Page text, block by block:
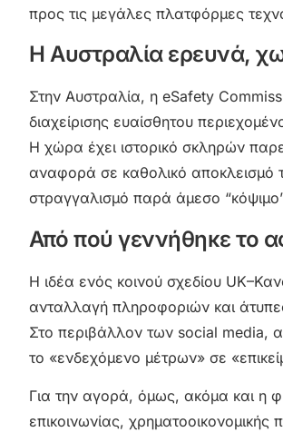
προς τις μεγάλες πλατφόρμες
Η Αυστραλία ερευνά,
Στην Αυστραλία, η eSafety
διαχείρισης ευαίσθητου
Η χώρα έχει ιστορικό σκληρών
αναφορά σε καθολικό αποκλεισμό
στραγγαλισμό παρά άμεσο
Από πού γεννήθηκε το
Η ιδέα ενός κοινού σχεδίου
ανταλλαγή πληροφοριών και
Στο περιβάλλον των social media,
το «ενδεχόμενο μέτρων» σε
Για την αγορά, όμως, ακόμα και η
επικοινωνίας,